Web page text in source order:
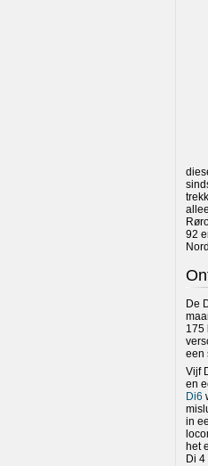
92
De
175
een
Vijf
en
Di6
in
het
Di